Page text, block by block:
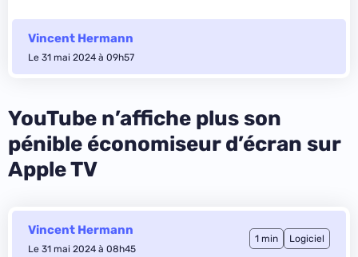
Vincent Hermann
Le 31 mai 2024 à 09h57
YouTube n’affiche plus son
pénible économiseur d’écran sur
Apple TV
Vincent Hermann
Le 31 mai 2024 à 08h45
1 min Logiciel